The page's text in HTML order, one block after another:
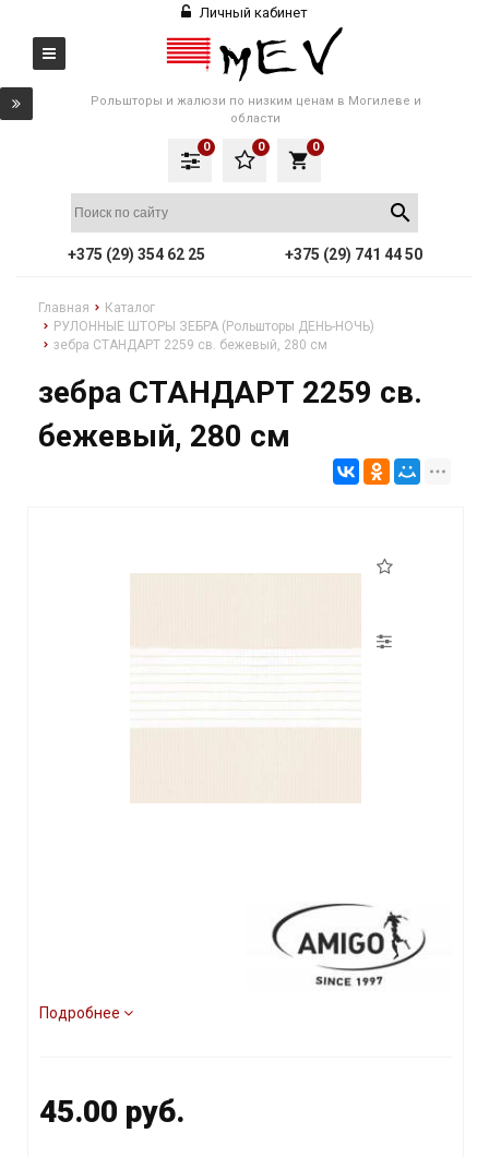
Личный кабинет
Рольшторы и жалюзи по низким ценам в Могилеве и
области
local_grocery_store
0
0
0
+375 (29) 354 62 25 +375 (29) 741 44 50
Главная
Каталог
РУЛОННЫЕ ШТОРЫ ЗЕБРА (Рольшторы ДЕНЬ-НОЧЬ)
зебра СТАНДАРТ 2259 св. бежевый, 280 см
зебра СТАНДАРТ 2259 св.
бежевый, 280 см
Подробнее
45.00 руб.